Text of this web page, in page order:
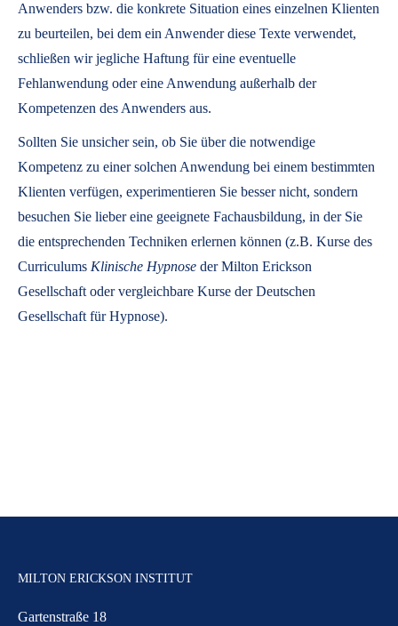
Anwenders bzw. die konkrete Situation eines einzelnen Klienten
zu beurteilen, bei dem ein Anwender diese Texte verwendet,
schließen wir jegliche Haftung für eine eventuelle
Fehlanwendung oder eine Anwendung außerhalb der
Kompetenzen des Anwenders aus.
Sollten Sie unsicher sein, ob Sie über die notwendige
Kompetenz zu einer solchen Anwendung bei einem bestimmten
Klienten verfügen, experimentieren Sie besser nicht, sondern
besuchen Sie lieber eine geeignete Fachausbildung, in der Sie
die entsprechenden Techniken erlernen können (z.B. Kurse des
Curriculums Klinische Hypnose der Milton Erickson
Gesellschaft oder vergleichbare Kurse der Deutschen
Gesellschaft für Hypnose).
MILTON ERICKSON INSTITUT
Gartenstraße 18